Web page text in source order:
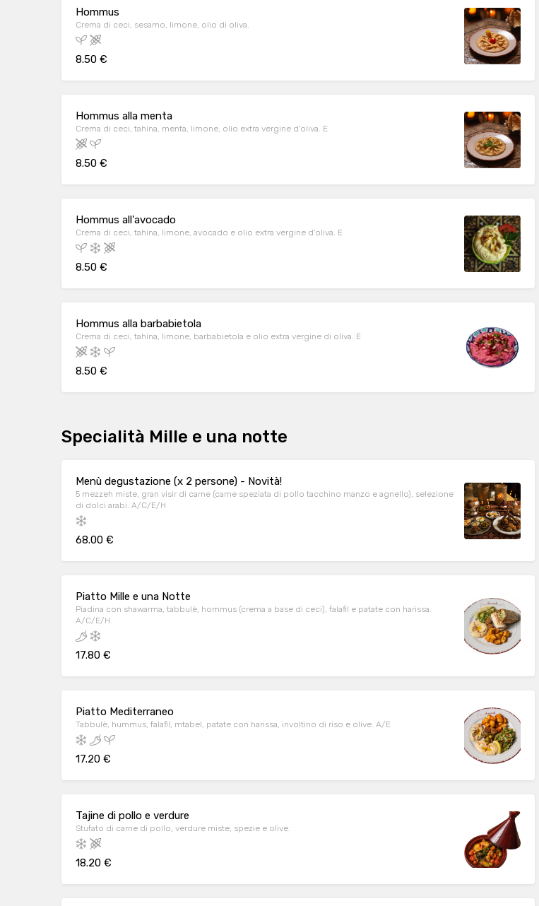
Hommus
Crema di ceci, sesamo, limone, olio di oliva.
8.50 €
Hommus alla menta
Crema di ceci, tahina, menta, limone, olio extra vergine d'oliva. E
8.50 €
Hommus all'avocado
Crema di ceci, tahina, limone, avocado e olio extra vergine d'oliva. E
8.50 €
Hommus alla barbabietola
Crema di ceci, tahina, limone, barbabietola e olio extra vergine di oliva. E
8.50 €
Specialità Mille e una notte
Menù degustazione (x 2 persone) - Novità!
5 mezzeh miste, gran visir di carne (carne speziata di pollo tacchino manzo e agnello), selezione
di dolci arabi. A/C/E/H
68.00 €
Piatto Mille e una Notte
Piadina con shawarma, tabbulè, hommus (crema a base di ceci), falafil e patate con harissa.
A/C/E/H
17.80 €
Piatto Mediterraneo
Tabbulè, hummus, falafil, mtabel, patate con harissa, involtino di riso e olive. A/E
17.20 €
Tajine di pollo e verdure
Stufato di carne di pollo, verdure miste, spezie e olive.
18.20 €